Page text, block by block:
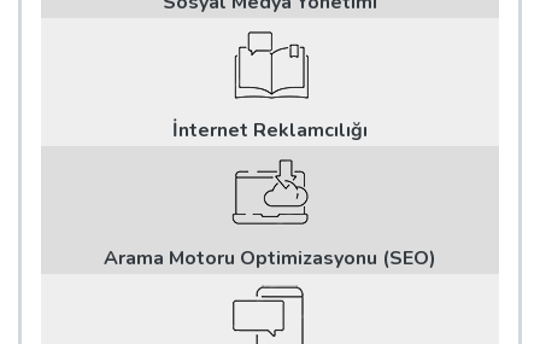
İnternet Reklamcılığı
Arama Motoru Optimizasyonu (SEO)